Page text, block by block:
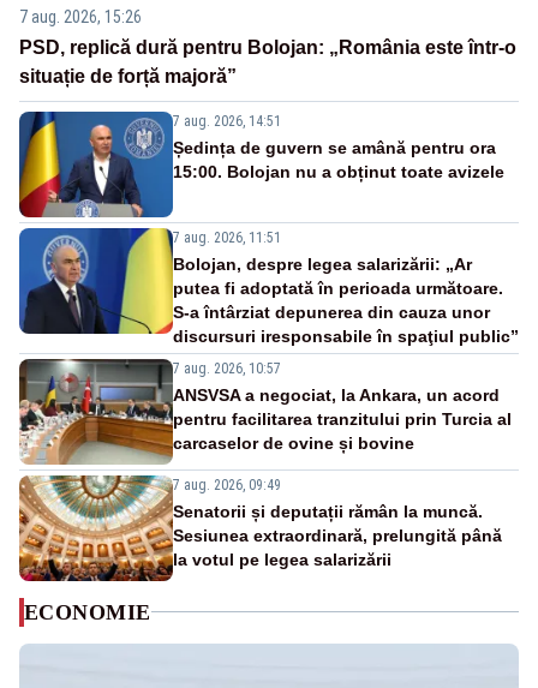
7 aug. 2026, 15:26
PSD, replică dură pentru Bolojan: „România este într-o
situație de forță majoră”
7 aug. 2026, 14:51
Ședința de guvern se amână pentru ora
15:00. Bolojan nu a obținut toate avizele
7 aug. 2026, 11:51
Bolojan, despre legea salarizării: „Ar
putea fi adoptată în perioada următoare.
S-a întârziat depunerea din cauza unor
discursuri iresponsabile în spaţiul public”
7 aug. 2026, 10:57
ANSVSA a negociat, la Ankara, un acord
pentru facilitarea tranzitului prin Turcia al
carcaselor de ovine și bovine
7 aug. 2026, 09:49
Senatorii și deputații rămân la muncă.
Sesiunea extraordinară, prelungită până
la votul pe legea salarizării
ECONOMIE